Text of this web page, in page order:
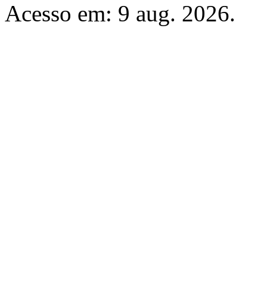
Acesso em: 9 aug. 2026.